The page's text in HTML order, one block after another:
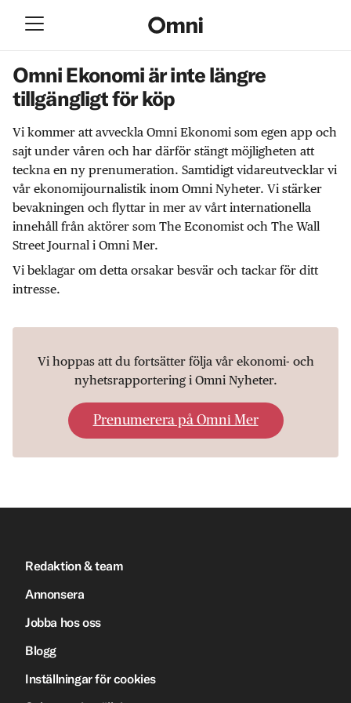
Omni Ekonomi är inte längre
tillgängligt för köp
Vi kommer att avveckla Omni Ekonomi som egen app och
sajt under våren och har därför stängt möjligheten att
teckna en ny prenumeration. Samtidigt vidareutvecklar vi
vår ekonomijournalistik inom Omni Nyheter. Vi stärker
bevakningen och flyttar in mer av vårt internationella
innehåll från aktörer som The Economist och The Wall
Street Journal i Omni Mer.
Vi beklagar om detta orsakar besvär och tackar för ditt
intresse.
Vi hoppas att du fortsätter följa vår ekonomi- och
nyhetsrapportering i Omni Nyheter.
Prenumerera på Omni Mer
Redaktion & team
Annonsera
Jobba hos oss
Blogg
Inställningar för cookies